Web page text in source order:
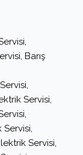
Barış
Servisi,
Servisi,